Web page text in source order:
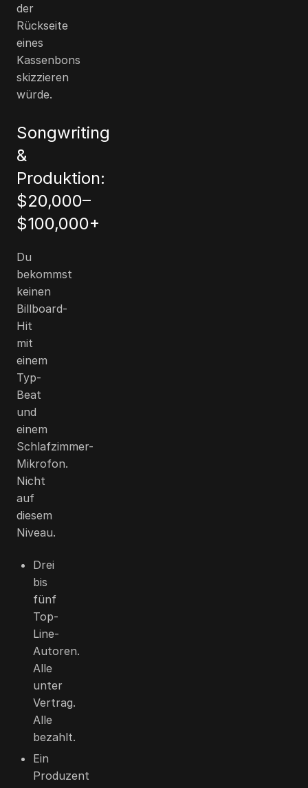
der
Rückseite
eines
Kassenbons
skizzieren
würde.
Songwriting
&
Produktion:
$20,000–
$100,000+
Du
bekommst
keinen
Billboard-
Hit
mit
einem
Typ-
Beat
und
einem
Schlafzimmer-
Mikrofon.
Nicht
auf
diesem
Niveau.
Drei
bis
fünf
Top-
Line-
Autoren.
Alle
unter
Vertrag.
Alle
bezahlt.
Ein
Produzent